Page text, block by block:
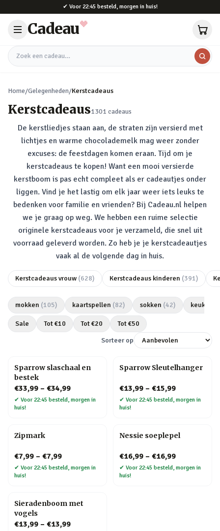
✔ Voor 22:45 besteld, morgen in huis!
Cadeau
Zoek een cadeau
Home/Gelegenheden/Kerstcadeaus
Kerstcadeaus1301 cadeaus
De kerstliedjes staan aan, de straten zijn versierd met
lichtjes en warme chocolademelk mag weer zonder
excuses: de feestdagen komen eraan. Tijd om je
kerstcadeaus te kopen! Want een mooi versierde
kerstboom is pas echt compleet als er cadeautjes onder
liggen. Vind je het lastig om elk jaar weer iets leuks te
bedenken voor familie en vrienden? Bij Cadeau.nl helpen
we je graag op weg. We hebben een ruime selectie
originele kerstcadeaus voor je verzameld, die snel uit
voorraad geleverd worden. Zo heb je je kerstcadeautjes
vaak al de volgende dag in huis.
Kerstcadeaus vrouw (628) Kerstcadeaus kinderen (391)
mokken (105) kaartspellen (82) sokken (42)
Sale Tot €10 Tot €20 Tot €50
Sorteer op
Sparrow slaschaal en
bestek
€33,99 – €34,99
✔ Voor 22:45 besteld, morgen in
huis!
Sparrow Sleutelhanger
€13,99 – €15,99
✔ Voor 22:45 besteld, morgen in
huis!
Zipmark
€7,99 – €7,99
✔ Voor 22:45 besteld, morgen in
huis!
Nessie soeplepel
€16,99 – €16,99
✔ Voor 22:45 besteld, morgen in
huis!
Sieradenboom met
vogels
€13,99 – €13,99